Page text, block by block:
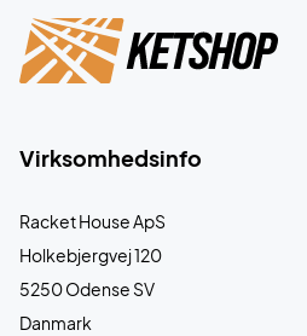
Virksomhedsinfo
Racket House ApS
Holkebjergvej 120
5250 Odense SV
Danmark